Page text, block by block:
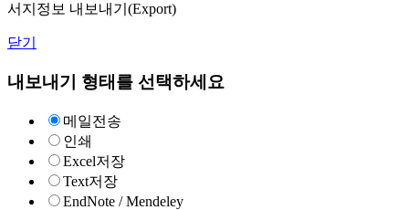
서지정보 내보내기(Export)
닫기
내보내기 형태를 선택하세요
메일전송
인쇄
Excel저장
Text저장
EndNote / Mendeley